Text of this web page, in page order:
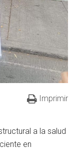
Imprimir
a la salud
en